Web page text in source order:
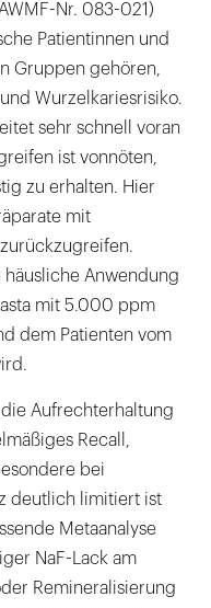
Nr. 083-021)
Patientinnen und
Gruppen gehören,
Wurzelkariesrisiko.
sehr schnell voran
ist vonnöten,
zu erhalten. Hier
mit
Anwendung
mit 5.000 ppm
dem Patienten vom
Aufrechterhaltung
Recall,
bei
deutlich limitiert ist
Metaanalyse
NaF-Lack am
Remineralisierung